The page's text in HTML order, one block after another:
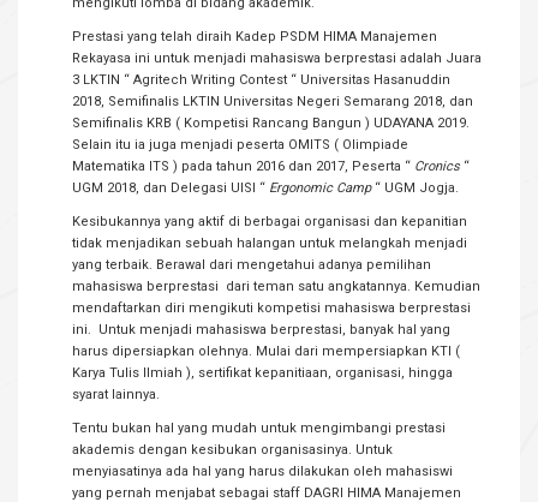
Prestasi yang telah diraih Kadep PSDM HIMA Manajemen
Rekayasa ini untuk menjadi mahasiswa berprestasi adalah Juara
3 LKTIN “ Agritech Writing Contest “ Universitas Hasanuddin
2018, Semifinalis LKTIN Universitas Negeri Semarang 2018, dan
Semifinalis KRB ( Kompetisi Rancang Bangun ) UDAYANA 2019.
Selain itu ia juga menjadi peserta OMITS ( Olimpiade
Matematika ITS ) pada tahun 2016 dan 2017, Peserta “ Cronics “
UGM 2018, dan Delegasi UISI “ Ergonomic Camp“ UGM Jogja.
Kesibukannya yang aktif di berbagai organisasi dan kepanitian
tidak menjadikan sebuah halangan untuk melangkah menjadi
yang terbaik. Berawal dari mengetahui adanya pemilihan
mahasiswa berprestasi dari teman satu angkatannya. Kemudian
mendaftarkan diri mengikuti kompetisi mahasiswa berprestasi
ini. Untuk menjadi mahasiswa berprestasi, banyak hal yang
harus dipersiapkan olehnya. Mulai dari mempersiapkan KTI (
Karya Tulis Ilmiah ), sertifikat kepanitiaan, organisasi, hingga
syarat lainnya.
Tentu bukan hal yang mudah untuk mengimbangi prestasi
akademis dengan kesibukan organisasinya. Untuk
menyiasatinya ada hal yang harus dilakukan oleh mahasiswi
yang pernah menjabat sebagai staff DAGRI HIMA Manajemen